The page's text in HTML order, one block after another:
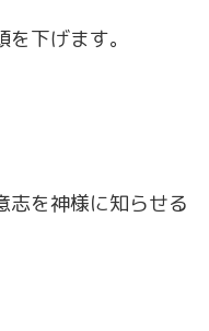
下げます。
志を神様に知らせる